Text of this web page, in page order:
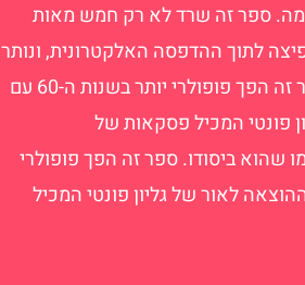
ספר זה שרד לא רק חמש מאות
לתוך ההדפסה האלקטרונית, ונותר
כמו שהוא ביסודו. ספר זה הפך פופולרי יותר בשנות ה-60 עם
פונטי המכיל פסקאות של
שהוא ביסודו. ספר זה הפך פופולרי
ה-60 עם ההוצאה לאור של גליון פונטי המכיל